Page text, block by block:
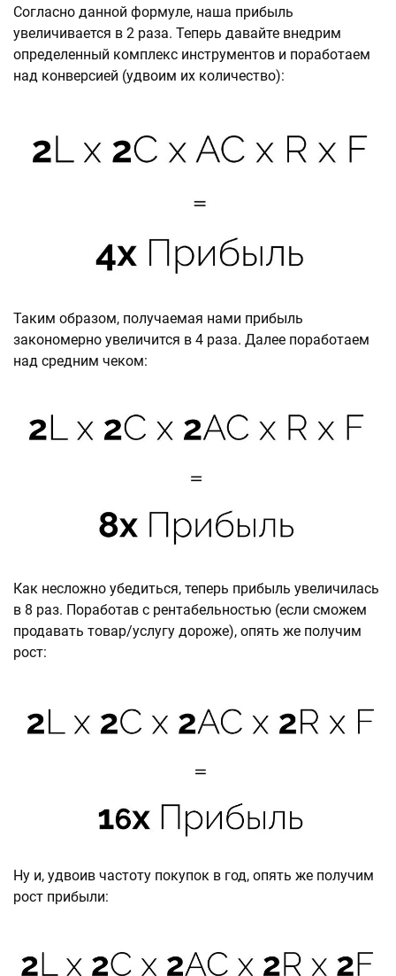
Согласно данной формуле, наша прибыль
увеличивается в 2 раза. Теперь давайте внедрим
определенный комплекс инструментов и поработаем
над конверсией (удвоим их количество):
Таким образом, получаемая нами прибыль
закономерно увеличится в 4 раза. Далее поработаем
над средним чеком:
Как несложно убедиться, теперь прибыль увеличилась
в 8 раз. Поработав с рентабельностью (если сможем
продавать товар/услугу дороже), опять же получим
рост:
Ну и, удвоив частоту покупок в год, опять же получим
рост прибыли: